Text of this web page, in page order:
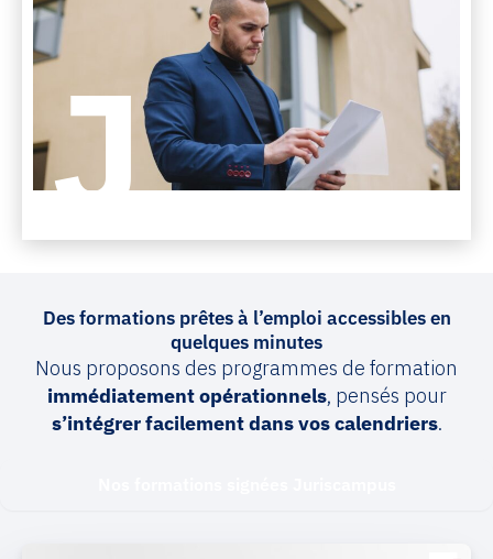
Des formations prêtes à l’emploi accessibles en
quelques minutes
Nous proposons des programmes de formation
immédiatement opérationnels, pensés pour
s’intégrer facilement dans vos calendriers.